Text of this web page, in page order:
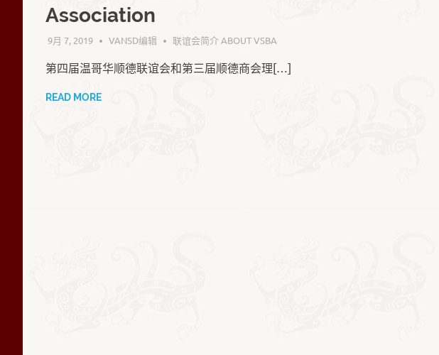
Association
9月 7, 2019 VANSD编辑 联谊会简介 ABOUT VSBA
第四届温哥华顺德联谊会和第三届顺德商会理[…]
READ MORE